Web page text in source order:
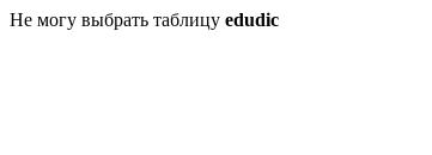
Не могу выбрать таблицу edudic